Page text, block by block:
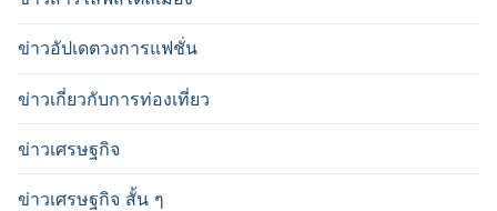
ข่าวอัปเดตวงการแฟชั่น
ข่าวเกี่ยวกับการท่องเที่ยว
ข่าวเศรษฐกิจ
ข่าวเศรษฐกิจ สั้น ๆ